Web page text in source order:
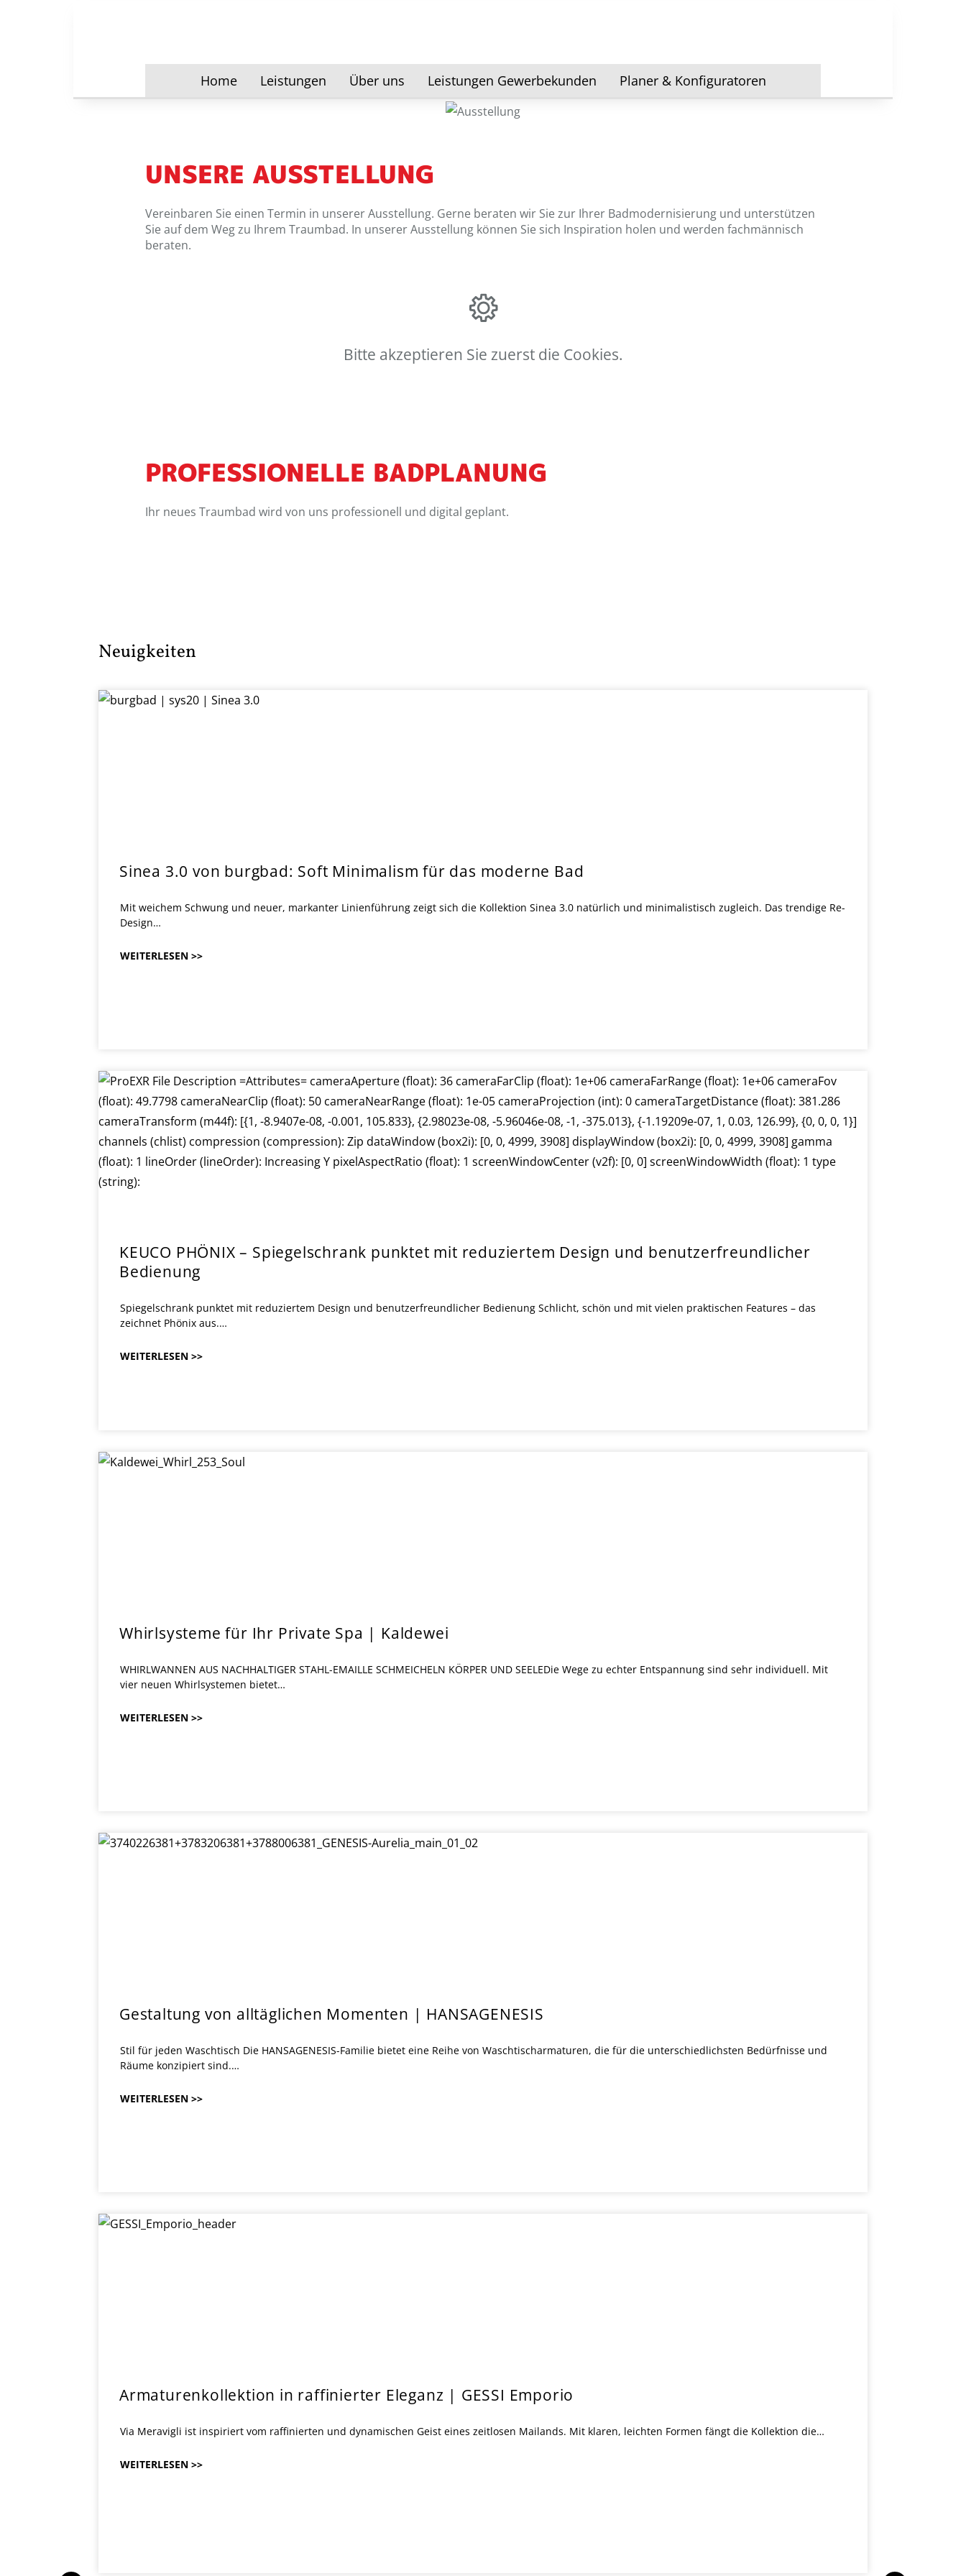
Home Leistungen Über uns Leistungen Gewerbekunden Planer & Konfiguratoren
UNSERE AUSSTELLUNG
Vereinbaren Sie einen Termin in unserer Ausstellung. Gerne beraten wir Sie zur Ihrer Badmodernisierung und unterstützen
Sie auf dem Weg zu Ihrem Traumbad. In unserer Ausstellung können Sie sich Inspiration holen und werden fachmännisch
beraten.
Bitte akzeptieren Sie zuerst die Cookies.
PROFESSIONELLE BADPLANUNG
Ihr neues Traumbad wird von uns professionell und digital geplant.
Neuigkeiten
Sinea 3.0 von burgbad: Soft Minimalism für das moderne Bad
Mit weichem Schwung und neuer, markanter Linienführung zeigt sich die Kollektion Sinea 3.0 natürlich und minimalistisch zugleich. Das trendige Re-
Design…
WEITERLESEN >>
KEUCO PHÖNIX – Spiegelschrank punktet mit reduziertem Design und benutzerfreundlicher
Bedienung
Spiegelschrank punktet mit reduziertem Design und benutzerfreundlicher Bedienung Schlicht, schön und mit vielen praktischen Features – das
zeichnet Phönix aus.…
WEITERLESEN >>
Whirlsysteme für Ihr Private Spa | Kaldewei
WHIRLWANNEN AUS NACHHALTIGER STAHL-EMAILLE SCHMEICHELN KÖRPER UND SEELEDie Wege zu echter Entspannung sind sehr individuell. Mit
vier neuen Whirlsystemen bietet…
WEITERLESEN >>
Gestaltung von alltäglichen Momenten | HANSAGENESIS
Stil für jeden Waschtisch Die HANSAGENESIS-Familie bietet eine Reihe von Waschtischarmaturen, die für die unterschiedlichsten Bedürfnisse und
Räume konzipiert sind.…
WEITERLESEN >>
Armaturenkollektion in raffinierter Eleganz | GESSI Emporio
Via Meravigli ist inspiriert vom raffinierten und dynamischen Geist eines zeitlosen Mailands. Mit klaren, leichten Formen fängt die Kollektion die…
WEITERLESEN >>